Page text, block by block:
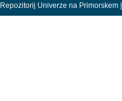
Repozitorij Univerze na Primorskem |